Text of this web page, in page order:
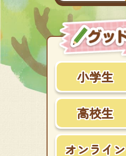
小学生
高校生
オンライン